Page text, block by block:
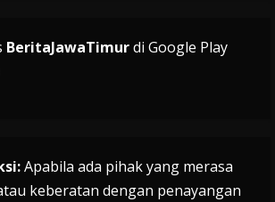
BeritaJawaTimurdi Google Play
Apabila ada pihak yang merasa
keberatan dengan penayangan